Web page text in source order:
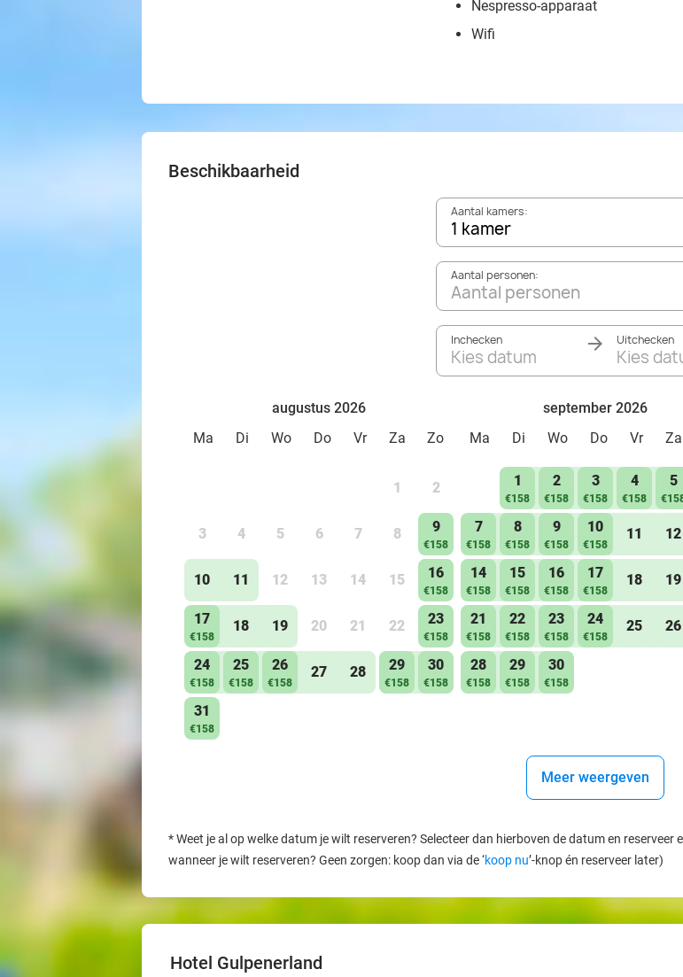
Nespresso-apparaat
Wifi
Beschikbaarheid
Aantal kamers:
1 kamer
Aantal personen:
Aantal personen
Inchecken
Kies datum
Uitchecken
Kies
augustus 2026
Ma
Di Wo Do Vr Za Zo
1 2
3 4 5 6 7 8 9
€158
10 11 12 13 14 15 16
€158
17
€158
18 19 20 21 22 23
€158
24
€158
25
€158
26
€158
27 28 29
€158
30
€158
31
€158
september 2026
Ma
Di Wo Do Vr Za
1
€158
2
€158
3
€158
4
€158
5
7
€158
8
€158
9
€158
10
€158
11 12
14
€158
15
€158
16
€158
17
€158
18 19
21
€158
22
€158
23
€158
24
€158
25 26
28
€158
29
€158
30
€158
Meer weergeven
*Weet je al op welke datum je wilt reserveren? Selecteer dan hierboven de datum en
wanneer je wilt reserveren? Geen zorgen: koop dan via de ‘koop nu’-knop én reserveer later)
Hotel Gulpenerland